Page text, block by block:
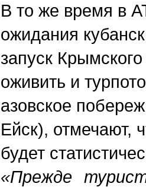
В то же время в
ожидания
запуск
оживить и
азовское
Ейск), отмечают,
будет
«Прежде